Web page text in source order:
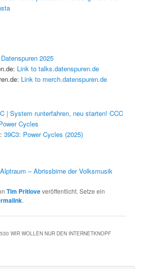
Datenspuren 2025
Link to talks.datenspuren.de
Link to merch.datenspuren.de
| System runterfahren, neu starten! CCC
Cycles
39C3: Power Cycles (2025)
– Abrissbirne der Volksmusik
Tim Pritloveveröffentlicht. Setze ein
.
WIR WOLLEN NUR DEN INTERNETKNOPF